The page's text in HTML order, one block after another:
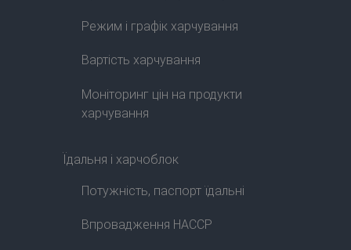
Режим і графік харчування
Вартість харчування
Моніторинг цін на продукти
харчування
Їдальня і харчоблок
Потужність, паспорт їдальні
Впровадження HACCP